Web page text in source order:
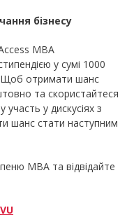
бізнесу
MBA
у сумі 1000
Щоб отримати шанс
та скористайтеся
участь у дискусіях з
шанс стати наступним
MBA та відвідайте